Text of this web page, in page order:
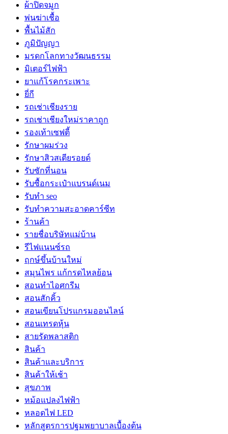
ผ้าปิดจมูก
พ่นฆ่าเชื้อ
พื้นไม้สัก
ภูมิปัญญา
มรดกโลกทางวัฒนธรรม
มิเตอร์ไฟฟ้า
ยาแก้โรคกระเพาะ
ยี่กี
รถเช่าเชียงราย
รถเช่าเชียงใหม่ราคาถูก
รองเท้าเซฟตี้
รักษาผมร่วง
รักษาสิวสเตียรอยด์
รับซักที่นอน
รับซื้อกระเป๋าแบรนด์เนม
รับทำ seo
รับทำความสะอาดคาร์ซีท
ร้านค้า
รายชื่อบริษัทแม่บ้าน
รีไฟแนนซ์รถ
ฤกษ์ขึ้นบ้านใหม่
สมุนไพร แก้กรดไหลย้อน
สอนทำไอศกรีม
สอนสักคิ้ว
สอนเขียนโปรแกรมออนไลน์
สอนเทรดหุ้น
สายรัดพลาสติก
สินค้า
สินค้าและบริการ
สินค้าให้เช้า
สุขภาพ
หม้อแปลงไฟฟ้า
หลอดไฟ LED
หลักสูตรการปฐมพยาบาลเบื้องต้น